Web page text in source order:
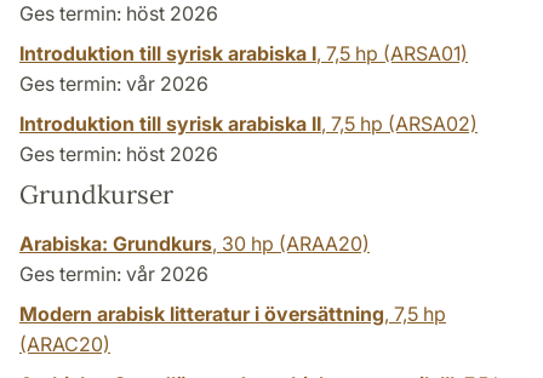
Ges termin: höst 2026
Introduktion till syrisk arabiska I, 7,5 hp (ARSA01)
Ges termin: vår 2026
Introduktion till syrisk arabiska II, 7,5 hp (ARSA02)
Ges termin: höst 2026
Grundkurser
Arabiska: Grundkurs, 30 hp (ARAA20)
Ges termin: vår 2026
Modern arabisk litteratur i översättning, 7,5 hp
(ARAC20)